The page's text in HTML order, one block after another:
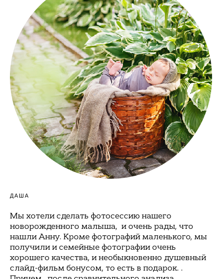
ДАША
Мы хотели сделать фотосессию нашего
новорожденного малыша, и очень рады, что
нашли Анну. Кроме фотографий маленького, мы
получили и семейные фотографии очень
хорошего качества, и необыкновенно душевный
слайд-фильм бонусом, то есть в подарок. .